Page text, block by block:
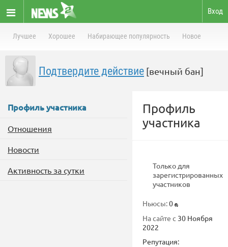
Вход
Лучшее Хорошее Набирающее популярность Новое
Подтвердите действие [вечный бан]
Профиль участника
Отношения
Новости
Активность за сутки
Профиль
участника
Только для
зарегистрированных
участников
Ньюсы:0
На сайте с 30 Ноября
2022
Репутация: